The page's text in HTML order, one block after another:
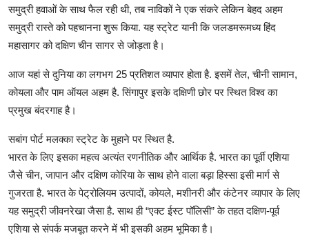
समुद्री हवाओं के साथ फैल रही थी, तब नाविकों ने एक संकरे लेकिन बेहद अहम
समुद्री रास्ते को पहचानना शुरू किया. यह स्ट्रेट यानी कि जलडमरूमध्य हिंद
महासागर को दक्षिण चीन सागर से जोड़ता है।
आज यहां से दुनिया का लगभग 25 प्रतिशत व्यापार होता है. इसमें तेल, चीनी सामान,
कोयला और पाम ऑयल अहम है. सिंगापुर इसके दक्षिणी छोर पर स्थित विश्व का
प्रमुख बंदरगाह है।
सबांग पोर्ट मलक्का स्ट्रेट के मुहाने पर स्थित है.
भारत के लिए इसका महत्व अत्यंत रणनीतिक और आर्थिक है. भारत का पूर्वी एशिया
जैसे चीन, जापान और दक्षिण कोरिया के साथ होने वाला बड़ा हिस्सा इसी मार्ग से
गुजरता है. भारत के पेट्रोलियम उत्पादों, कोयले, मशीनरी और कंटेनर व्यापार के लिए
यह समुद्री जीवनरेखा जैसा है. साथ ही “एक्ट ईस्ट पॉलिसी” के तहत दक्षिण-पूर्व
एशिया से संपर्क मजबूत करने में भी इसकी अहम भूमिका है।